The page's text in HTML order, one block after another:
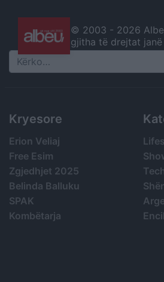
© 2003 - 2026
gjitha të drejtat
Search
Kryesore
Erion Veliaj
Free Esim
Zgjedhjet 2025
Belinda Balluku
SPAK
Kombëtarja